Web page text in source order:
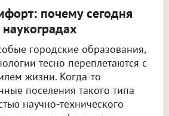
почему сегодня
городские образования,
тесно переплетаются с
жизни. Когда-то
поселения такого типа
научно-технического